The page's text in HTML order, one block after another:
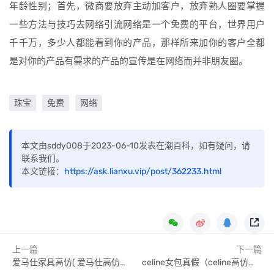
年龄性别；首先，微商要放弃主动加客户，放弃熟人圈要掌握
一些方法与技巧去网络引流网络是一个免费的平台，世界用户
千千万，多少人都能看到你的产品，那样所来加你的客户全都
是对你的产品有需求的产品的宣传是在网络而并非朋友圈。
珠宝 免费 网络
本文由sddy008于2023-06-10发表在潮百科，如有疑问，请
联系我们。
本文链接： https://ask.lianxu.vip/post/362233.html
上一篇
爱马仕家具高仿( 爱马仕高仿质量好不好 )
下一篇
celine女包真假（celine高仿包包）